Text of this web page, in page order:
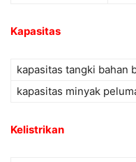
Kapasitas
kapasitas tangki bahan
kapasitas minyak
Kelistrikan